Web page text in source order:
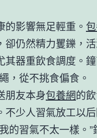
影響無足輕重。
卻仍然精力矍鑠，
其器重飲食調度。
，從不挑食偏食。
朋友本身包養網的
不少人習氣放工以
的習氣不太一樣。